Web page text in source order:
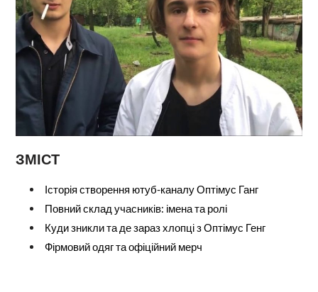
ЗМІСТ
Історія створення ютуб-каналу Оптімус Ганг
Повний склад учасників: імена та ролі
Куди зникли та де зараз хлопці з Оптімус Генг
Фірмовий одяг та офіційний мерч